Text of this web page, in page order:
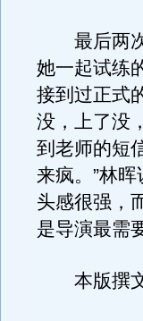
最后两次
她一起试练
接到过正式
没，上了没
到老师的短
来疯。”林
头感很强，
是导演最需
本版撰文/